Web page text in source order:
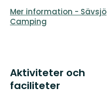
Mer information - Sävsjö
Camping
Aktiviteter och
faciliteter